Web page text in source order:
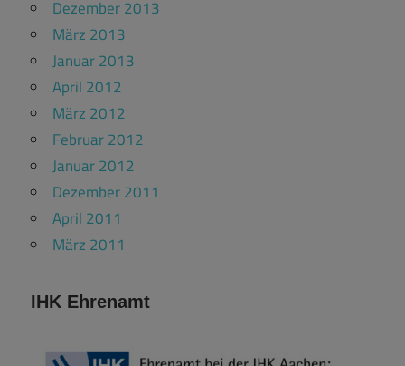
Dezember 2013
März 2013
Januar 2013
April 2012
März 2012
Februar 2012
Januar 2012
Dezember 2011
April 2011
März 2011
IHK Ehrenamt